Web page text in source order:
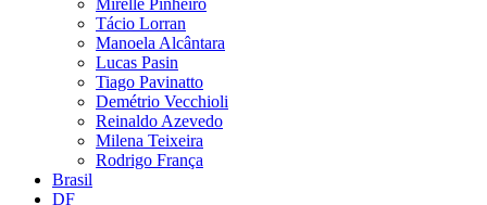
Tácio Lorran
Manoela Alcântara
Lucas Pasin
Tiago Pavinatto
Demétrio Vecchioli
Reinaldo Azevedo
Milena Teixeira
Rodrigo França
Brasil
DF